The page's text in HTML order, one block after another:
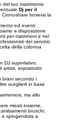
del tuo matrimonio
Dj per il
troverai la
ed eventi
a disposizione
per matrimoni e nel
del servizio
della colonna
DJ superlativo:
artisti, soprattutto
brani secondo i
sceglierli in base
ma allo
mixati insieme,
bruschi;
e spingendola a